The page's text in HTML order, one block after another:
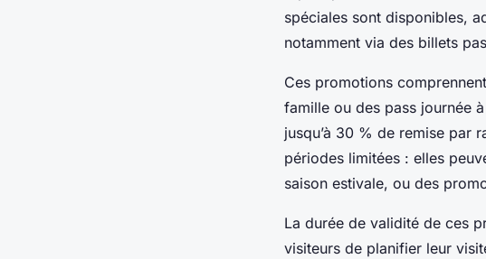
spéciales sont disponibles,
notamment via des billets
Ces promotions
famille ou des pass journée
jusqu’à 30 % de remise par
périodes limitées : elles
saison estivale, ou des
La durée de validité de ces
visiteurs de planifier leur